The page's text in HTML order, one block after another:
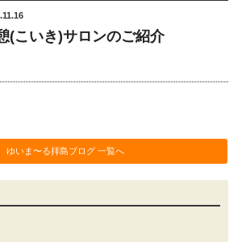
(こいき)サロンのご紹介
ゆいま〜る拝島ブログ 一覧へ